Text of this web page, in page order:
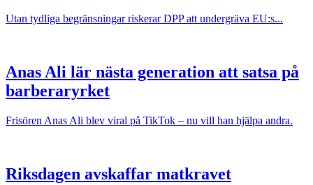
Utan tydliga begränsningar riskerar DPP att undergräva EU:s...
Anas Ali lär nästa generation att satsa på
barberaryrket
Frisören Anas Ali blev viral på TikTok – nu vill han hjälpa andra.
Riksdagen avskaffar matkravet